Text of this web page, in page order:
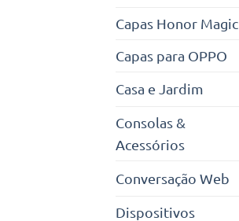
Capas Honor Magic
Capas para OPPO
Casa e Jardim
Consolas &
Acessórios
Conversação Web
Dispositivos